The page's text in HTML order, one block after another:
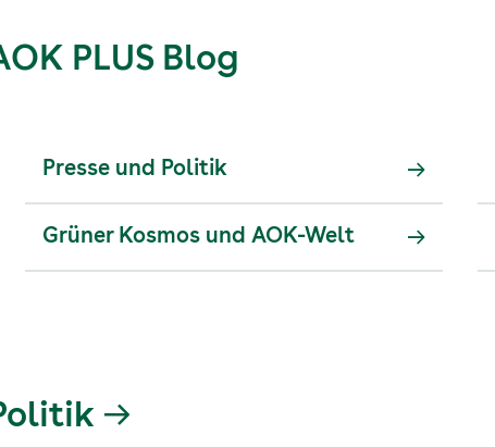
PLUS Blog
Presse und Politik
Grüner Kosmos und AOK-Welt